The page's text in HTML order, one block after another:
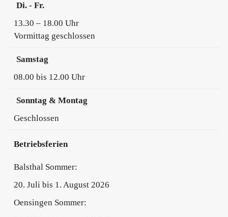
Di. - Fr.
13.30 – 18.00 Uhr
Vormittag geschlossen
Samstag
08.00 bis 12.00 Uhr
Sonntag & Montag
Geschlossen
Betriebsferien
Balsthal Sommer:
20. Juli bis 1. August 2026
Oensingen Sommer: